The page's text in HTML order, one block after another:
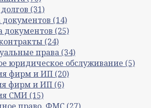
(31)
документов (14)
документов (25)
(24)
права (34)
юридическое обслуживание (5)
фирм и ИП (20)
фирм и ИП (6)
СМИ (15)